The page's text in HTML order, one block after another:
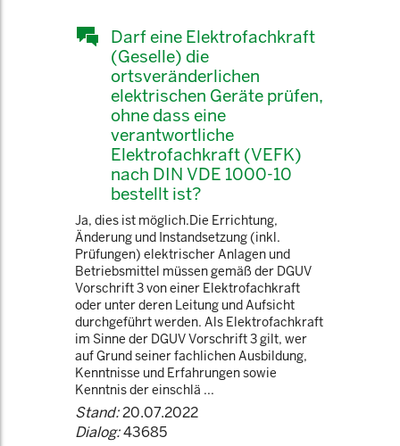
Darf eine Elektrofachkraft
(Geselle) die
ortsveränderlichen
elektrischen Geräte prüfen,
ohne dass eine
verantwortliche
Elektrofachkraft (VEFK)
nach DIN VDE 1000-10
bestellt ist?
Ja, dies ist möglich.Die Errichtung,
Änderung und Instandsetzung (inkl.
Prüfungen) elektrischer Anlagen und
Betriebsmittel müssen gemäß der DGUV
Vorschrift 3 von einer Elektrofachkraft
oder unter deren Leitung und Aufsicht
durchgeführt werden. Als Elektrofachkraft
im Sinne der DGUV Vorschrift 3 gilt, wer
auf Grund seiner fachlichen Ausbildung,
Kenntnisse und Erfahrungen sowie
Kenntnis der einschlä ...
Stand:20.07.2022
Dialog:43685